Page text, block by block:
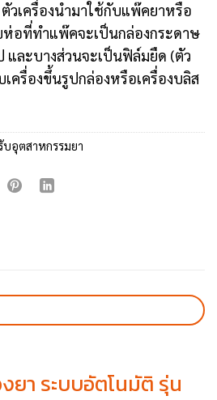
ตัวเครื่องนำมาใช้กับแพ๊คยาหรือ
อที่ทำแพ๊คจะเป็นกล่องกระดาษ
และบางส่วนจะเป็นฟิล์มยืด (ตัว
เครื่องขึ้นรูปกล่องหรือเครื่องบลิส
อุตสาหกรรมยา
ยา ระบบอัตโนมัติ รุ่น